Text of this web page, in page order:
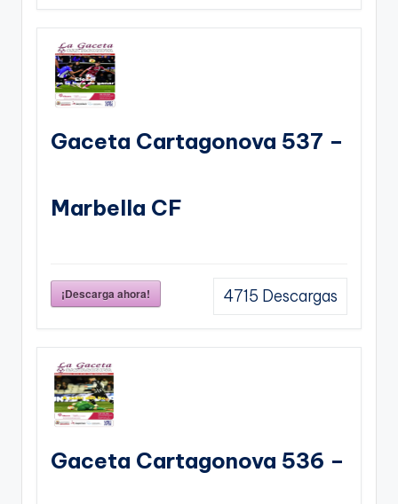
Gaceta Cartagonova 537 –
Marbella CF
¡Descarga ahora! 4715 Descargas
Gaceta Cartagonova 536 –